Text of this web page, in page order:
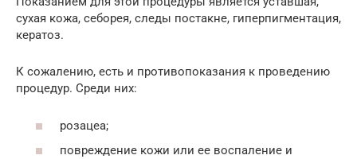
сухая кожа, себорея, следы постакне, гиперпигментация,
кератоз.
К сожалению, есть и противопоказания к проведению
процедур. Среди них:
розацеа;
повреждение кожи или ее воспаление и